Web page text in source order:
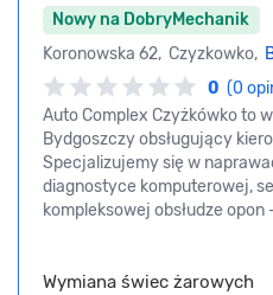
Nowy na DobryMechanik
Koronowska 62, Czyzkowko,
0 (0
Auto Complex Czyżkówko to
Bydgoszczy obsługujący
Specjalizujemy się w
diagnostyce komputerowej,
kompleksowej obsłudze opon
Wymiana świec żarowych